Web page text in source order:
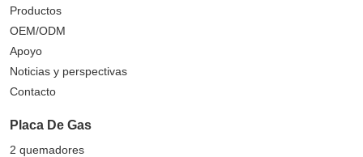
Productos
OEM/ODM
Apoyo
Noticias y perspectivas
Contacto
Placa De Gas
2 quemadores